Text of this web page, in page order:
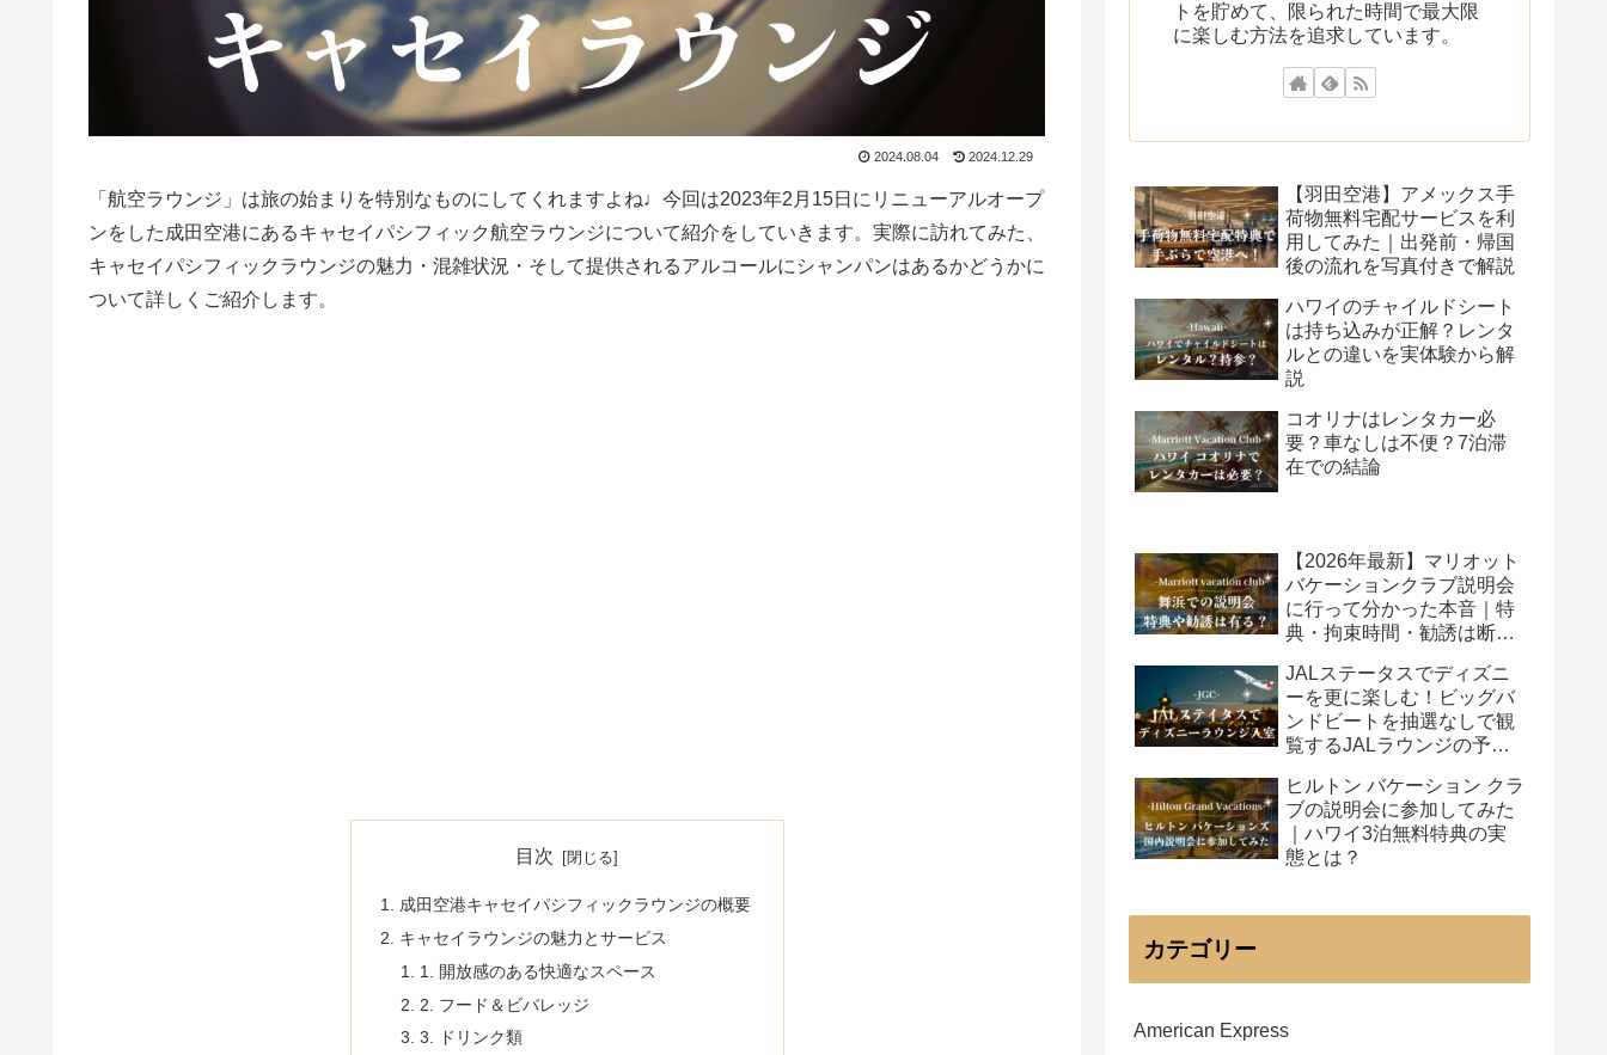
2024.08.04 2024.12.29
「航空ラウンジ」は旅の始まりを特別なものにしてくれますよね♩今回は2023年2月15日にリニューアルオープ
ンをした成田空港にあるキャセイパシフィック航空ラウンジについて紹介をしていきます。実際に訪れてみた、
キャセイパシフィックラウンジの魅力・混雑状況・そして提供されるアルコールにシャンパンはあるかどうかに
ついて詳しくご紹介します。
目次
成田空港キャセイパシフィックラウンジの概要
キャセイラウンジの魅力とサービス
1. 開放感のある快適なスペース
2. フード＆ビバレッジ
3. ドリンク類
トを貯めて、限られた時間で最大限
に楽しむ方法を追求しています。
【羽田空港】アメックス手
荷物無料宅配サービスを利
用してみた｜出発前・帰国
後の流れを写真付きで解説
ハワイのチャイルドシート
は持ち込みが正解？レンタ
ルとの違いを実体験から解
説
コオリナはレンタカー必
要？車なしは不便？7泊滞
在での結論
【2026年最新】マリオット
バケーションクラブ説明会
に行って分かった本音｜特
典・拘束時間・勧誘は断れ
JALステータスでディズニ
ーを更に楽しむ！ビッグバ
ンドビートを抽選なしで観
覧するJALラウンジの予約
ヒルトン バケーション クラ
ブの説明会に参加してみた
｜ハワイ3泊無料特典の実
態とは？
カテゴリー
American Express